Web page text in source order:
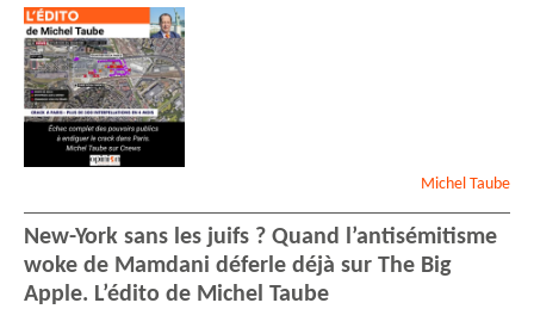
Michel Taube
New-York sans les juifs ? Quand l’antisémitisme
woke de Mamdani déferle déjà sur The Big
Apple. L’édito de Michel Taube